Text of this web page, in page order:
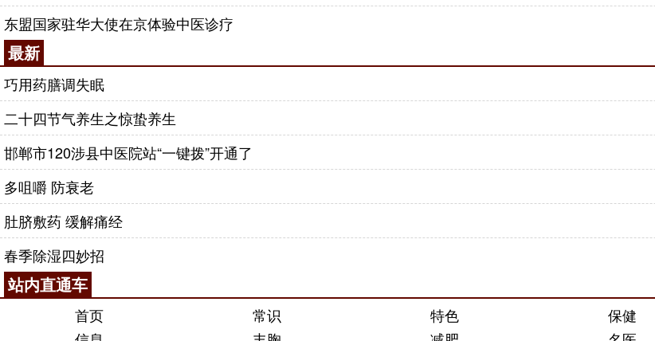
东盟国家驻华大使在京体验中医诊疗
最新
巧用药膳调失眠
二十四节气养生之惊蛰养生
邯郸市120涉县中医院站“一键拨”开通了
多咀嚼 防衰老
肚脐敷药 缓解痛经
春季除湿四妙招
站内直通车
首页 常识 特色 保健